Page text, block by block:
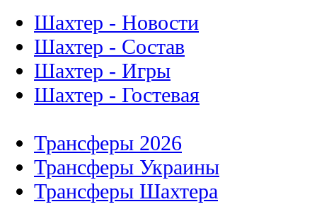
Шахтер - Новости
Шахтер - Состав
Шахтер - Игры
Шахтер - Гостевая
Трансферы 2026
Трансферы Украины
Трансферы Шахтера